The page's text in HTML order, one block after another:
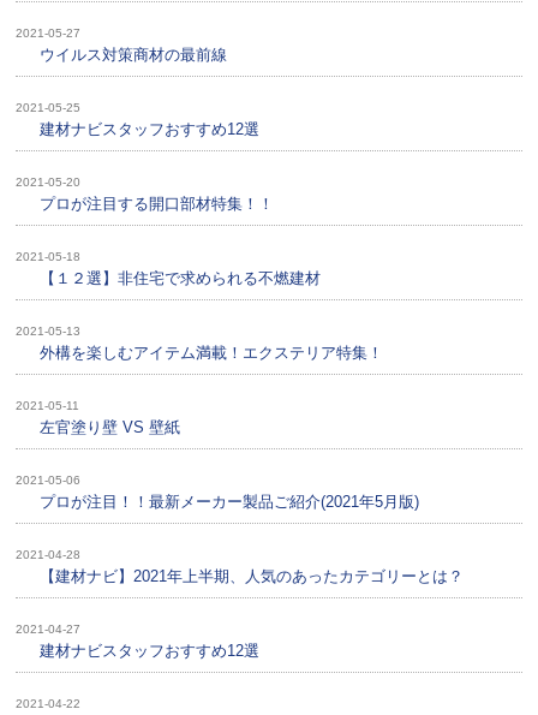
2021-05-27
ウイルス対策商材の最前線
2021-05-25
建材ナビスタッフおすすめ12選
2021-05-20
プロが注目する開口部材特集！！
2021-05-18
【１２選】非住宅で求められる不燃建材
2021-05-13
外構を楽しむアイテム満載！エクステリア特集！
2021-05-11
左官塗り壁 VS 壁紙
2021-05-06
プロが注目！！最新メーカー製品ご紹介(2021年5月版)
2021-04-28
【建材ナビ】2021年上半期、人気のあったカテゴリーとは？
2021-04-27
建材ナビスタッフおすすめ12選
2021-04-22